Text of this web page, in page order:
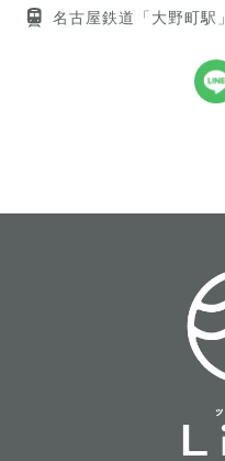
名古屋鉄道「大野町駅